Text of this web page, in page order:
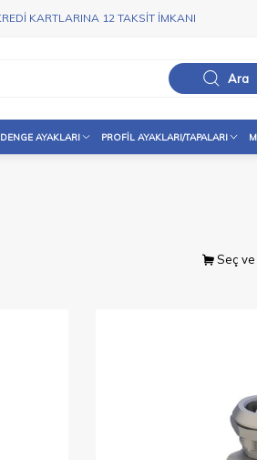
KARTLARINA 12 TAKSİT İMKANI
Ara
DENGE AYAKLARI PROFIL AYAKLARI/TAPALARI
Seç